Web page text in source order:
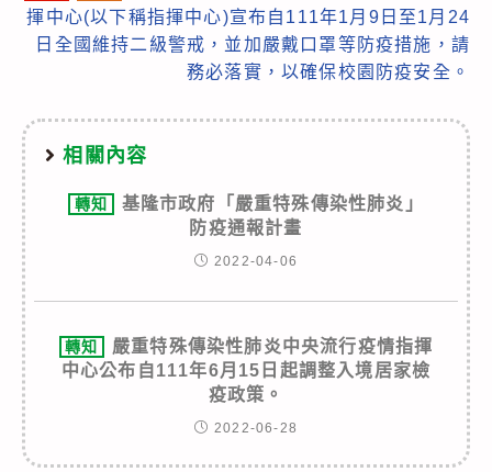
揮中心(以下稱指揮中心)宣布自111年1月9日至1月24
日全國維持二級警戒，並加嚴戴口罩等防疫措施，請
務必落實，以確保校園防疫安全。
相關內容
轉知
基隆市政府「嚴重特殊傳染性肺炎」
防疫通報計畫
2022-04-06
轉知
嚴重特殊傳染性肺炎中央流行疫情指揮
中心公布自111年6月15日起調整入境居家檢
疫政策。
2022-06-28